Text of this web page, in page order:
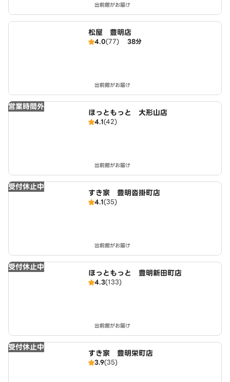
出前館がお届け
松屋 豊明店
4.0(77) 38分
出前館がお届け
営業時間外
ほっともっと 大形山店
4.1(42)
出前館がお届け
受付休止中
すき家 豊明沓掛町店
4.1(35)
出前館がお届け
受付休止中
ほっともっと 豊明新田町店
4.3(133)
出前館がお届け
受付休止中
すき家 豊明栄町店
3.9(35)